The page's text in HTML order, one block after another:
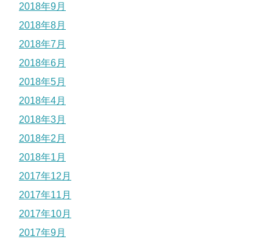
2018年9月
2018年8月
2018年7月
2018年6月
2018年5月
2018年4月
2018年3月
2018年2月
2018年1月
2017年12月
2017年11月
2017年10月
2017年9月